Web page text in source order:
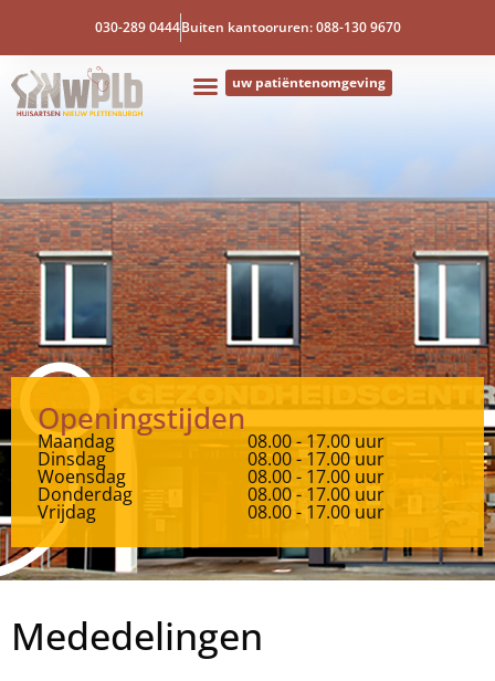
030-289 0444Buiten kantooruren: 088-130 9670
uw patiëntenomgeving
Openingstijden
Maandag 08.00 - 17.00 uur
Dinsdag 08.00 - 17.00 uur
Woensdag 08.00 - 17.00 uur
Donderdag 08.00 - 17.00 uur
Vrijdag 08.00 - 17.00 uur
Mededelingen